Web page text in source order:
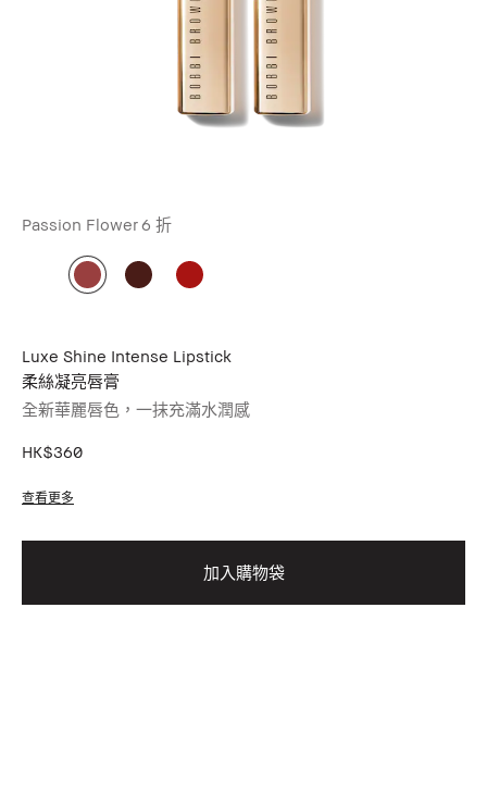
Passion Flower6 折
Luxe Shine Intense Lipstick
柔絲凝亮唇膏
全新華麗唇色，一抹充滿水潤感
HK$360
查看更多
加入購物袋